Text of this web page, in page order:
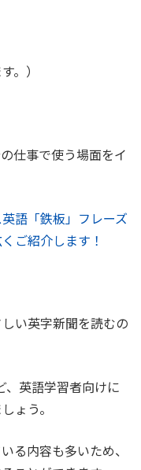
。）
仕事で使う場面をイ
語「鉄板」フレーズ
ご紹介します！
い英字新聞を読むの
、英語学習者向けに
ょう。
る内容も多いため、